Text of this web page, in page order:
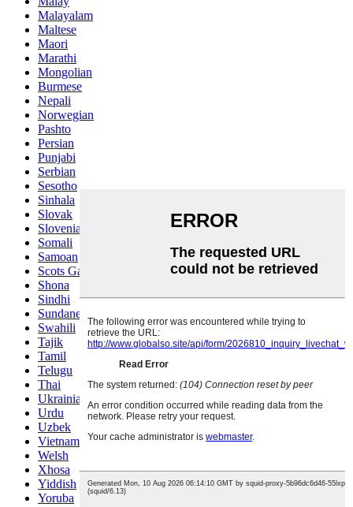
Malayalam
Maltese
Maori
Marathi
Mongolian
Burmese
Nepali
Norwegian
Pashto
Persian
Punjabi
Serbian
Sesotho
Sinhala
Slovak
Slovenian
Somali
Samoan
Scots Gaelic
Shona
Sindhi
Sundanese
Swahili
Tajik
Tamil
Telugu
Thai
Ukrainian
Urdu
Uzbek
Vietnamese
Welsh
Xhosa
Yiddish
Yoruba